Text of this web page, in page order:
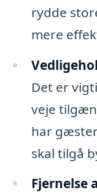
rydde
mere
Det er
veje
har
skal tilgå
Fjernelse